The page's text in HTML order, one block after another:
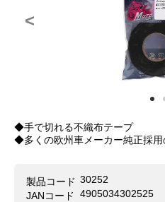
<
◆手で切れる不織布テープ
◆多くの欧州車メーカー純正採用
製品コード 30252
JANコード
4905034302525